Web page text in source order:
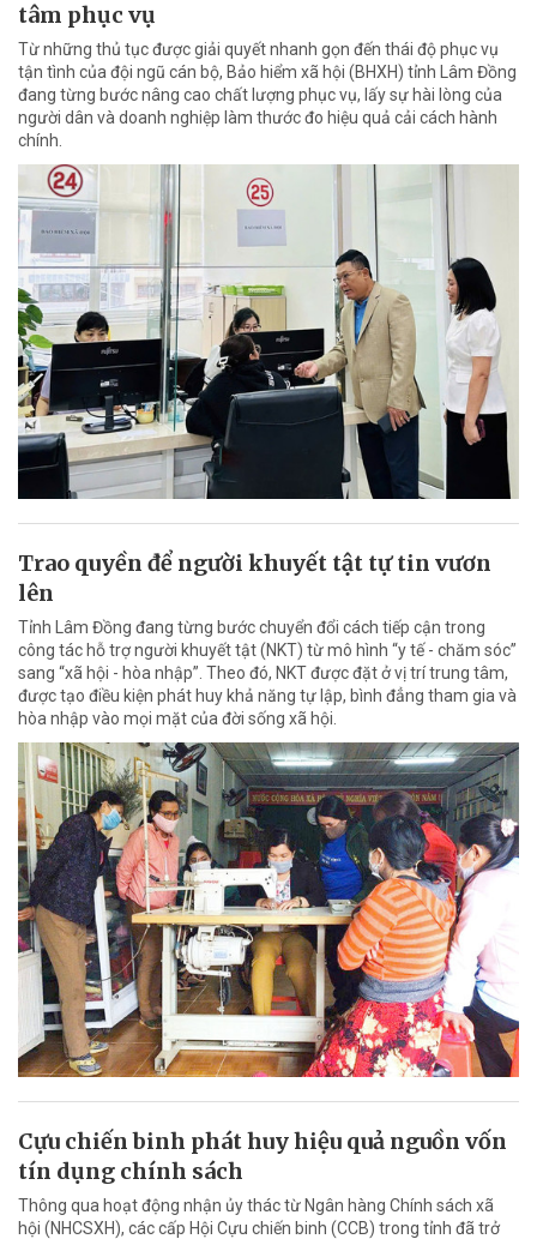
tâm phục vụ
Từ những thủ tục được giải quyết nhanh gọn đến thái độ phục vụ
tận tình của đội ngũ cán bộ, Bảo hiểm xã hội (BHXH) tỉnh Lâm Đồng
đang từng bước nâng cao chất lượng phục vụ, lấy sự hài lòng của
người dân và doanh nghiệp làm thước đo hiệu quả cải cách hành
chính.
Trao quyền để người khuyết tật tự tin vươn
lên
Tỉnh Lâm Đồng đang từng bước chuyển đổi cách tiếp cận trong
công tác hỗ trợ người khuyết tật (NKT) từ mô hình “y tế - chăm sóc”
sang “xã hội - hòa nhập”. Theo đó, NKT được đặt ở vị trí trung tâm,
được tạo điều kiện phát huy khả năng tự lập, bình đẳng tham gia và
hòa nhập vào mọi mặt của đời sống xã hội.
Cựu chiến binh phát huy hiệu quả nguồn vốn
tín dụng chính sách
Thông qua hoạt động nhận ủy thác từ Ngân hàng Chính sách xã
hội (NHCSXH), các cấp Hội Cựu chiến binh (CCB) trong tỉnh đã trở